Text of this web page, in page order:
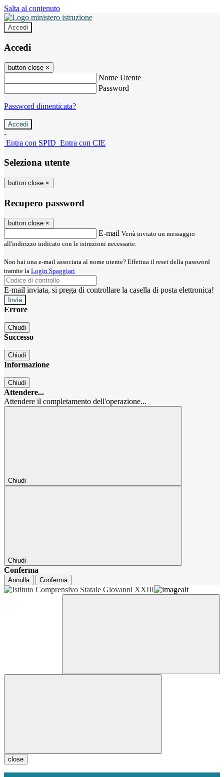
Salta al contenuto
Accedi
Accedi
button close ×
Nome Utente
Password
Password dimenticata?
-
Entra con SPID Entra con CIE
Seleziona utente
button close ×
Recupero password
button close ×
E-mail Verrà inviato un messaggio
all'indirizzo indicato con le istruzioni necessarie.
Non hai una e-mail associata al nome utente? Effettua il reset della password
tramite la Login Spaggiari
E-mail inviata, si prega di controllare la casella di posta elettronica!
Errore
Chiudi
Successo
Chiudi
Informazione
Chiudi
Attendere...
Attendere il completamento dell'operazione...
Chiudi
Chiudi
Conferma
Annulla Conferma
close